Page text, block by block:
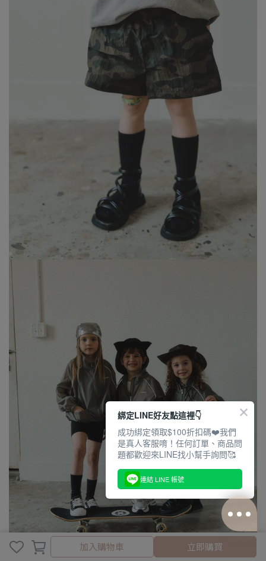
加入購物車
加入購物車 立即購買
綁定LINE好友點這裡👇
成功綁定領取$100折扣碼❤️我們
是真人客服唷！任何訂單、商品問
題都歡迎來LINE找小幫手詢問🥰
連結 LINE 帳號